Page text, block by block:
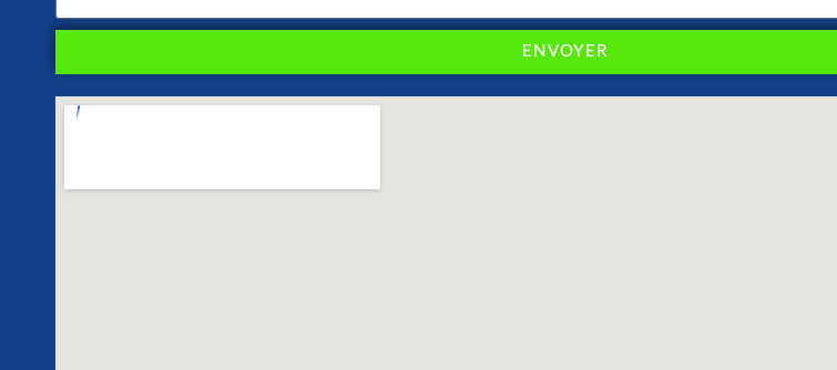
ENVOYER